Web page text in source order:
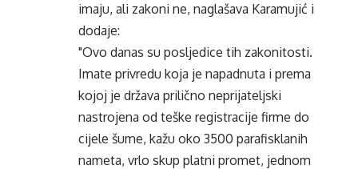
imaju, ali zakoni ne, naglašava Karamujić i
dodaje:
"Ovo danas su posljedice tih zakonitosti.
Imate privredu koja je napadnuta i prema
kojoj je država prilično neprijateljski
nastrojena od teške registracije firme do
cijele šume, kažu oko 3500 parafisklanih
nameta, vrlo skup platni promet, jednom